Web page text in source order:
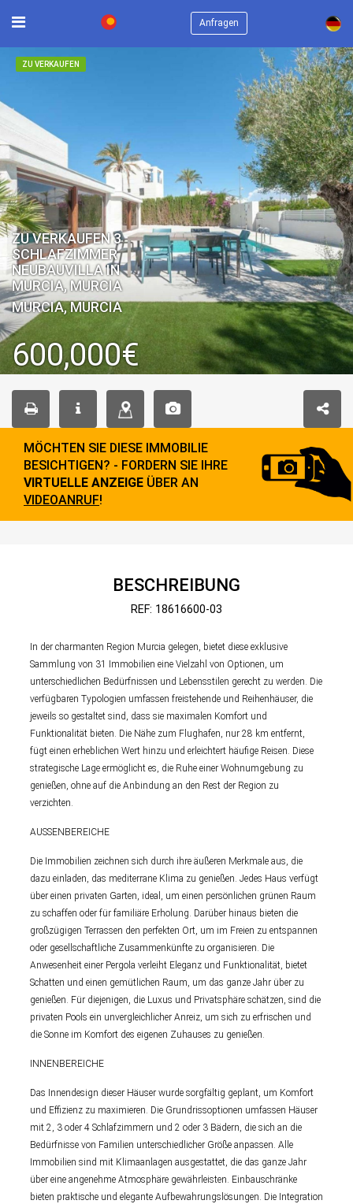
Anfragen ×
ZU VERKAUFEN
ZU VERKAUFEN 3
SCHLAFZIMMER
NEUBAUVILLA IN
MURCIA, MURCIA
MURCIA, MURCIA
600,000€
MÖCHTEN SIE DIESE IMMOBILIE
BESICHTIGEN? - FORDERN SIE IHRE
VIRTUELLE ANZEIGE ÜBER AN
VIDEOANRUF!
BESCHREIBUNG
REF: 18616600-03
In der charmanten Region Murcia gelegen, bietet diese exklusive
Sammlung von 31 Immobilien eine Vielzahl von Optionen, um
unterschiedlichen Bedürfnissen und Lebensstilen gerecht zu werden. Die
verfügbaren Typologien umfassen freistehende und Reihenhäuser, die
jeweils so gestaltet sind, dass sie maximalen Komfort und
Funktionalität bieten. Die Nähe zum Flughafen, nur 28 km entfernt,
fügt einen erheblichen Wert hinzu und erleichtert häufige Reisen. Diese
strategische Lage ermöglicht es, die Ruhe einer Wohnumgebung zu
genießen, ohne auf die Anbindung an den Rest der Region zu
verzichten.
AUSSENBEREICHE
Die Immobilien zeichnen sich durch ihre äußeren Merkmale aus, die
dazu einladen, das mediterrane Klima zu genießen. Jedes Haus verfügt
über einen privaten Garten, ideal, um einen persönlichen grünen Raum
zu schaffen oder für familiäre Erholung. Darüber hinaus bieten die
großzügigen Terrassen den perfekten Ort, um im Freien zu entspannen
oder gesellschaftliche Zusammenkünfte zu organisieren. Die
Anwesenheit einer Pergola verleiht Eleganz und Funktionalität, bietet
Schatten und einen gemütlichen Raum, um das ganze Jahr über zu
genießen. Für diejenigen, die Luxus und Privatsphäre schätzen, sind die
privaten Pools ein unvergleichlicher Anreiz, um sich zu erfrischen und
die Sonne im Komfort des eigenen Zuhauses zu genießen.
INNENBEREICHE
Das Innendesign dieser Häuser wurde sorgfältig geplant, um Komfort
und Effizienz zu maximieren. Die Grundrissoptionen umfassen Häuser
mit 2, 3 oder 4 Schlafzimmern und 2 oder 3 Bädern, die sich an die
Bedürfnisse von Familien unterschiedlicher Größe anpassen. Alle
Immobilien sind mit Klimaanlagen ausgestattet, die das ganze Jahr
über eine angenehme Atmosphäre gewährleisten. Einbauschränke
bieten praktische und elegante Aufbewahrungslösungen. Die Integration